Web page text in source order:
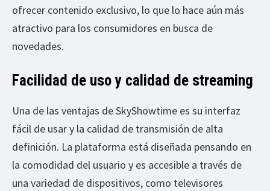
ofrecer contenido exclusivo, lo que lo hace aún más
atractivo para los consumidores en busca de
novedades.
Facilidad de uso y calidad de streaming
Una de las ventajas de SkyShowtime es su interfaz
fácil de usar y la calidad de transmisión de alta
definición. La plataforma está diseñada pensando en
la comodidad del usuario y es accesible a través de
una variedad de dispositivos, como televisores